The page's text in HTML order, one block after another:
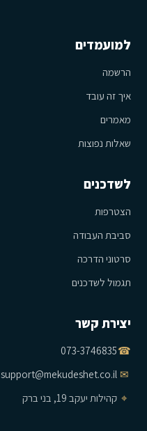
למועמדים
הרשמה
איך זה עובד
מאמרים
שאלות נפוצות
לשדכנים
הצטרפות
סביבת העבודה
סרטוני הדרכה
תגמול לשדכנים
יצירת קשר
☎
073-3746835
✉
support@mekudeshet.co.il
⌖ קהילות יעקב 19, בני ברק